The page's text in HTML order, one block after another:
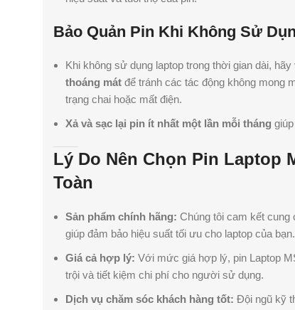
Bảo Quản Pin Khi Không Sử
Khi không sử dụng laptop trong thời gian dài, hãy
thoáng mát để tránh các tác động không mong
trạng chai hoặc mất điện.
Xả và sạc lại pin ít nhất một lần mỗi tháng
Lý Do Nên Chọn Pin Laptop
Toàn
Sản phẩm chính hãng: Chúng tôi cam kết cung
giúp đảm bảo hiệu suất tối ưu cho laptop của bạn.
Giá cả hợp lý: Với mức giá hợp lý, pin Laptop
trội và tiết kiệm chi phí cho người sử dụng.
Dịch vụ chăm sóc khách hàng tốt: Đội ngũ kỹ